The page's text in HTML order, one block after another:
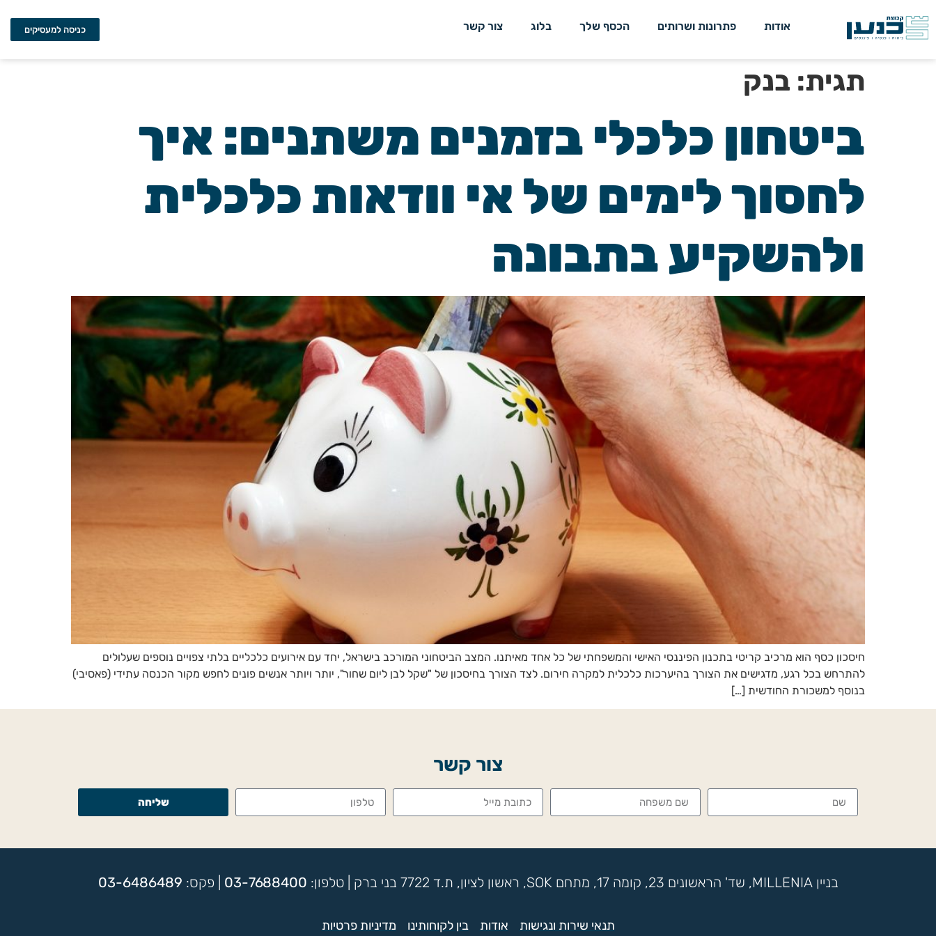
אודות פתרונות ושרותים הכסף שלך בלוג צור קשר כניסה למעסיקים
תגית: בנק
ביטחון כלכלי בזמנים משתנים: איך
לחסוך לימים של אי וודאות כלכלית
ולהשקיע בתבונה
חיסכון כסף הוא מרכיב קריטי בתכנון הפיננסי האישי והמשפחתי של כל אחד מאיתנו. המצב הביטחוני המורכב בישראל, יחד עם אירועים כלכליים בלתי צפויים נוספים שעלולים
להתרחש בכל רגע, מדגישים את הצורך בהיערכות כלכלית למקרה חירום. לצד הצורך בחיסכון של "שקל לבן ליום שחור", יותר ויותר אנשים פונים לחפש מקור הכנסה עתידי (פאסיבי)
בנוסף למשכורת החודשית […]
צור קשר
שליחה
בניין MILLENIA, שד' הראשונים 23, קומה 17, מתחם SOK, ראשון לציון, ת.ד 7722 בני ברק | טלפון: 03-7688400 | פקס: 03-6486489
תנאי שירות ונגישות אודות בין לקוחותינו מדיניות פרטיות